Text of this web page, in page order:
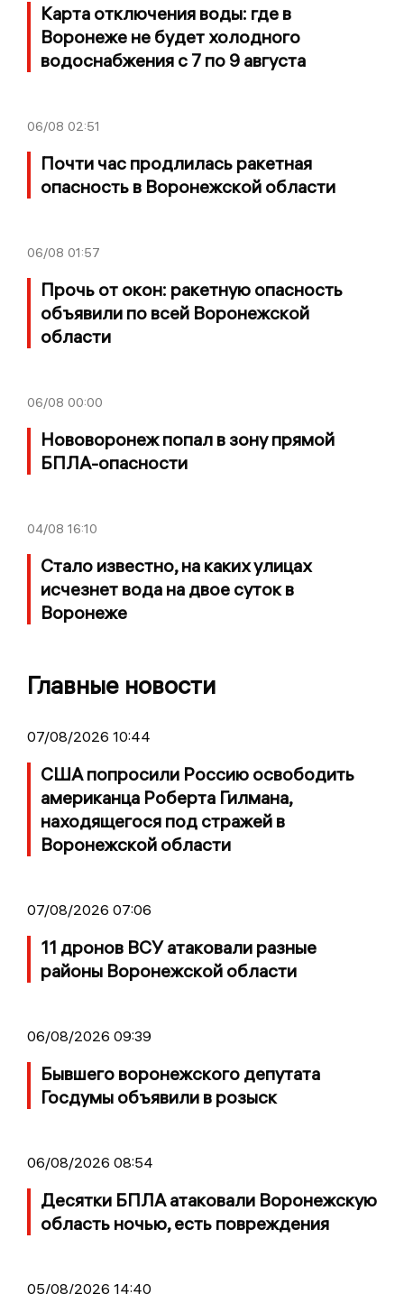
Карта отключения воды: где в
Воронеже не будет холодного
водоснабжения с 7 по 9 августа
06/08 02:51
Почти час продлилась ракетная
опасность в Воронежской области
06/08 01:57
Прочь от окон: ракетную опасность
объявили по всей Воронежской
области
06/08 00:00
Нововоронеж попал в зону прямой
БПЛА-опасности
04/08 16:10
Стало известно, на каких улицах
исчезнет вода на двое суток в
Воронеже
Главные новости
07/08/2026 10:44
США попросили Россию освободить
американца Роберта Гилмана,
находящегося под стражей в
Воронежской области
07/08/2026 07:06
11 дронов ВСУ атаковали разные
районы Воронежской области
06/08/2026 09:39
Бывшего воронежского депутата
Госдумы объявили в розыск
06/08/2026 08:54
Десятки БПЛА атаковали Воронежскую
область ночью, есть повреждения
05/08/2026 14:40